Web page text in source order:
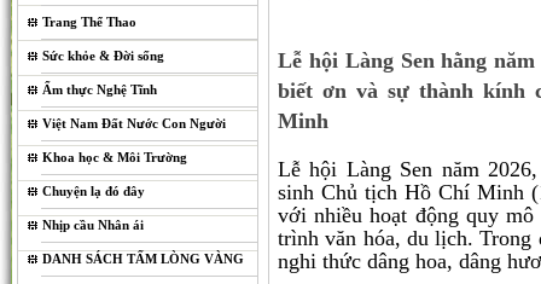
Trang Thể Thao
Sức khỏe & Đời sống
Ẩm thực Nghệ Tĩnh
Việt Nam Đất Nước Con Người
Khoa học & Môi Trường
Chuyện lạ đó đây
Nhịp cầu Nhân ái
DANH SÁCH TẤM LÒNG VÀNG
Lễ hội Làng Sen hằng
biết ơn và sự thành kính
Minh
Lễ hội Làng Sen năm
sinh Chủ tịch Hồ Chí Minh
với nhiều hoạt động quy
trình văn hóa, du lịch. Trong
nghi thức dâng hoa, dâng